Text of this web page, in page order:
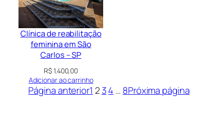
Clínica de reabilitação
feminina em São
Carlos – SP
R$1.400,00
Adicionar ao carrinho
Página anterior1 2 34 … 8Próxima página